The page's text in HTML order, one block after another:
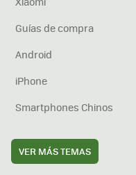
Guías de compra
Android
iPhone
Smartphones Chinos
VER MÁS TEMAS